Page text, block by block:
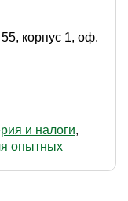
корпус 1, оф.
и налоги
опытных